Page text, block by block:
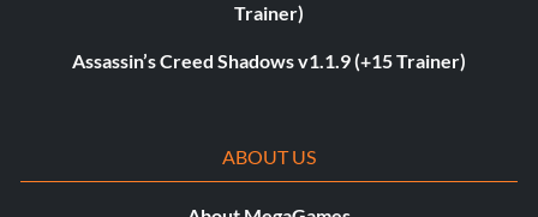
Trainer)
Assassin’s Creed Shadows v1.1.9 (+15 Trainer)
ABOUT US